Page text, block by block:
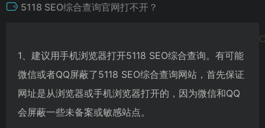
5118 SEO综合查询官网打不开？
1、建议用手机浏览器打开5118 SEO综合查询。有可能
微信或者QQ屏蔽了5118 SEO综合查询网站，首先保证
网址是从浏览器或手机浏览器打开的，因为微信和QQ
会屏蔽一些未备案或敏感站点。